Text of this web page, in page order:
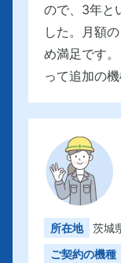
ので、3年と
した。月額
め満足です
って追加の
所在地 茨城
ご契約の機種